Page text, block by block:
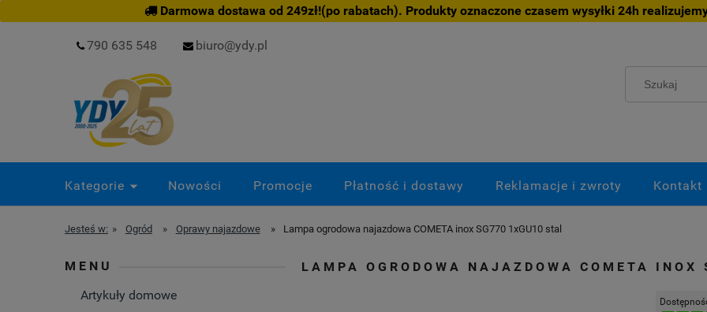
Darmowa dostawa od 249zł!(po rabatach). Produkty oznaczone czasem wysyłki 24h
790 635 548 biuro@ydy.pl
Kategorie Nowości Promocje Płatność i dostawy Reklamacje i zwroty Kontakt
Jesteś w: » Ogród » Oprawy najazdowe » Lampa ogrodowa najazdowa COMETA inox SG770 1xGU10 stal
MENU
Artykuły domowe
LAMPA OGRODOWA NAJAZDOWA COMETA